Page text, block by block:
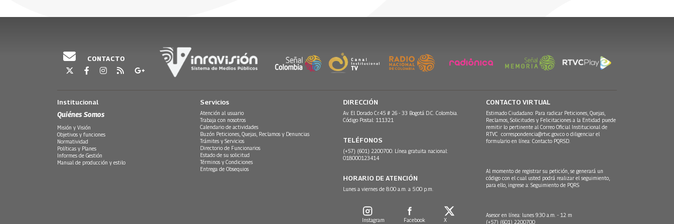
CONTACTO
Institucional
Quiénes Somos
Misión y Visión
Objetivos y funciones
Normatividad
Políticas y Planes
Informes de Gestión
Manual de producción y estilo
Servicios
Atención al usuario
Trabaja con nosotros
Calendario de actividades
Buzón Peticiones, Quejas, Reclamos y Denuncias
Trámites y Servicios
Directorio de Funcionarios
Estado de su solicitud
Términos y Condiciones
Entrega de Obsequios
DIRECCIÓN
Av. El Dorado Cr.45 # 26 - 33 Bogotá D.C. Colombia.
Código Postal: 111321
TELÉFONOS
(+57) (601) 2200700. Línea gratuita nacional:
018000123414
HORARIO DE ATENCIÓN
Lunes a viernes de 8:00 a.m. a 5:00 p.m.
Instagram Facebook X
CONTACTO VIRTUAL
Estimado Ciudadano: Para radicar Peticiones, Quejas,
Reclamos, Solicitudes y Felicitaciones a la Entidad puede
remitir lo pertinente al Correo Oficial Institucional de
RTVC correspondencia@rtvc.gov.co o diligenciar el
formulario en línea: Contacto PQRSD.
Al momento de registrar su petición, se generará un
código con el cual usted podrá realizar el seguimiento,
para ello, ingrese a: Seguimiento de PQRS
Asesor en línea: lunes 9:30 a.m. - 12 m
(+57) (601) 2200700